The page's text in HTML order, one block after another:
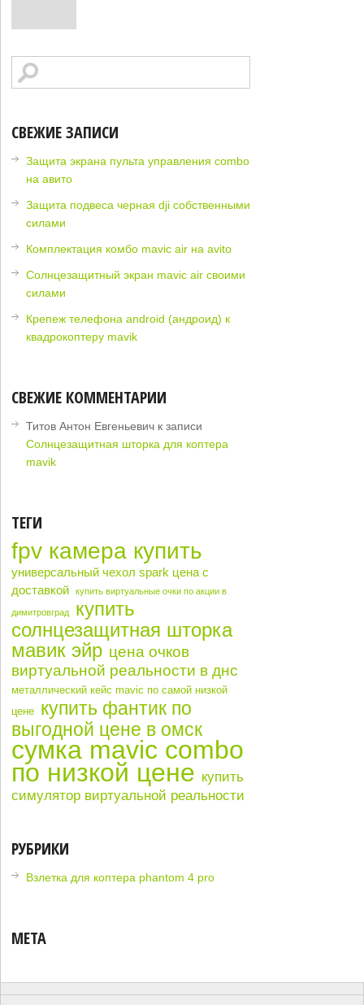
СВЕЖИЕ ЗАПИСИ
Защита экрана пульта управления combo
на авито
Защита подвеса черная dji собственными
силами
Комплектация комбо mavic air на avito
Солнцезащитный экран mavic air своими
силами
Крепеж телефона android (андроид) к
квадрокоптеру mavik
СВЕЖИЕ КОММЕНТАРИИ
Титов Антон Евгеньевич к записи
Солнцезащитная шторка для коптера
mavik
ТЕГИ
fpv камера купить
универсальный чехол spark цена с
доставкой
купить виртуальные очки по акции в
димитровград
купить
солнцезащитная шторка
мавик эйр цена очков
виртуальной реальности в днс
металлический кейс mavic по самой низкой
цене купить фантик по
выгодной цене в омск
сумка mavic combo
по низкой цене купить
симулятор виртуальной реальности
РУБРИКИ
Взлетка для коптера phantom 4 pro
МЕТА